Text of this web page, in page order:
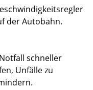
der Autobahn.
schneller
Unfälle zu